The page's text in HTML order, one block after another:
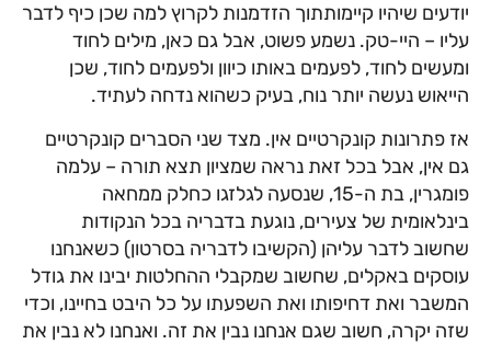
יודעים שיהיו קיימותתוך הזדמנות לקרוץ למה שכן כיף לדבר
עליו – היי-טק. נשמע פשוט, אבל גם כאן, מילים לחוד
ומעשים לחוד, לפעמים באותו כיוון ולפעמים לחוד, שכן
הייאוש נעשה יותר נוח, בעיק כשהוא נדחה לעתיד.
אז פתרונות קונקרטיים אין. מצד שני הסברים קונקרטיים
גם אין, אבל בכל זאת נראה שמציון תצא תורה – עלמה
פומגרין, בת ה-15, שנסעה לגלזגו כחלק ממחאה
בינלאומית של צעירים, נוגעת בדבריה בכל הנקודות
שחשוב לדבר עליהן (הקשיבו לדבריה בסרטון) כשאנחנו
עוסקים באקלים, שחשוב שמקבלי ההחלטות יבינו את גודל
המשבר ואת דחיפותו ואת השפעתו על כל היבט בחיינו, וכדי
שזה יקרה, חשוב שגם אנחנו נבין את זה. ואנחנו לא נבין את